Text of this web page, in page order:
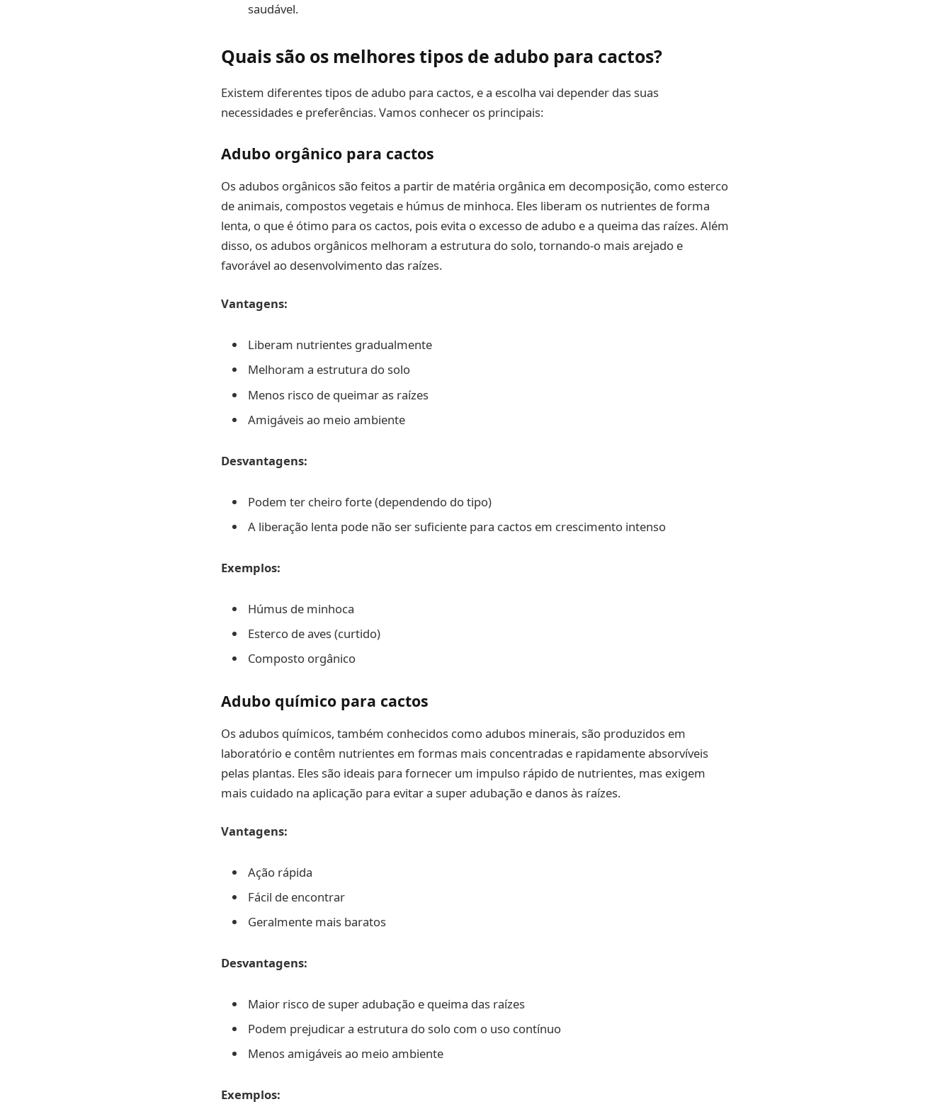
saudável.
Quais são os melhores tipos de adubo para cactos?
Existem diferentes tipos de adubo para cactos, e a escolha vai depender das suas
necessidades e preferências. Vamos conhecer os principais:
Adubo orgânico para cactos
Os adubos orgânicos são feitos a partir de matéria orgânica em decomposição, como esterco
de animais, compostos vegetais e húmus de minhoca. Eles liberam os nutrientes de forma
lenta, o que é ótimo para os cactos, pois evita o excesso de adubo e a queima das raízes. Além
disso, os adubos orgânicos melhoram a estrutura do solo, tornando-o mais arejado e
favorável ao desenvolvimento das raízes.
Vantagens:
Liberam nutrientes gradualmente
Melhoram a estrutura do solo
Menos risco de queimar as raízes
Amigáveis ao meio ambiente
Desvantagens:
Podem ter cheiro forte (dependendo do tipo)
A liberação lenta pode não ser suficiente para cactos em crescimento intenso
Exemplos:
Húmus de minhoca
Esterco de aves (curtido)
Composto orgânico
Adubo químico para cactos
Os adubos químicos, também conhecidos como adubos minerais, são produzidos em
laboratório e contêm nutrientes em formas mais concentradas e rapidamente absorvíveis
pelas plantas. Eles são ideais para fornecer um impulso rápido de nutrientes, mas exigem
mais cuidado na aplicação para evitar a super adubação e danos às raízes.
Vantagens:
Ação rápida
Fácil de encontrar
Geralmente mais baratos
Desvantagens:
Maior risco de super adubação e queima das raízes
Podem prejudicar a estrutura do solo com o uso contínuo
Menos amigáveis ao meio ambiente
Exemplos: